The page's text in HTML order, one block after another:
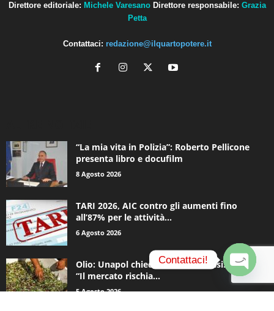
Direttore editoriale: Michele Varesano Direttore responsabile: Grazia
Petta
Contattaci: redazione@ilquartopotere.it
“La mia vita in Polizia”: Roberto Pellicone
presenta libro e docufilm
8 Agosto 2026
TARI 2026, AIC contro gli aumenti fino
all’87% per le attività...
6 Agosto 2026
Olio: Unapol chiede lo stato di crisi. Loiodice:
“Il mercato rischia...
5 Agosto 2026
Contattaci!
O